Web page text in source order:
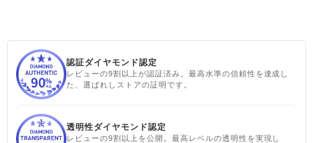
認証ダイヤモンド認定
レビューの9割以上が認証済み。最高水準の信頼性を達成し
た、選ばれしストアの証明です。
透明性ダイヤモンド認定
レビューの9割以上を公開。最高レベルの透明性を実現し